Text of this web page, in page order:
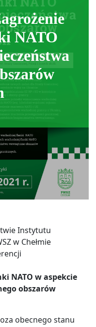
NATO
Instytutu
w Chełmie
NATO w aspekcie
obszarów
obecnego stanu